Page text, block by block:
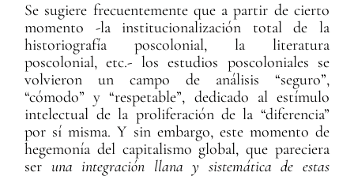
Se sugiere frecuentemente que a partir de cierto
momento -la institucionalización total de la
historiografía poscolonial, la literatura
poscolonial, etc.- los estudios poscoloniales se
volvieron un campo de análisis “seguro”,
“cómodo” y “respetable”, dedicado al estímulo
intelectual de la proliferación de la “diferencia”
por sí misma. Y sin embargo, este momento de
hegemonía del capitalismo global, que pareciera
ser una integración llana y sistemática de estas